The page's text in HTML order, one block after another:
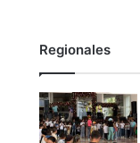
Regionales